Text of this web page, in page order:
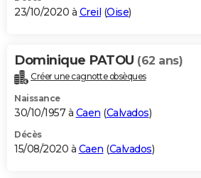
23/10/2020 à Creil (Oise)
Dominique PATOU (62 ans)
Créer une cagnotte obsèques
Naissance
30/10/1957 à Caen (Calvados)
Décès
15/08/2020 à Caen (Calvados)